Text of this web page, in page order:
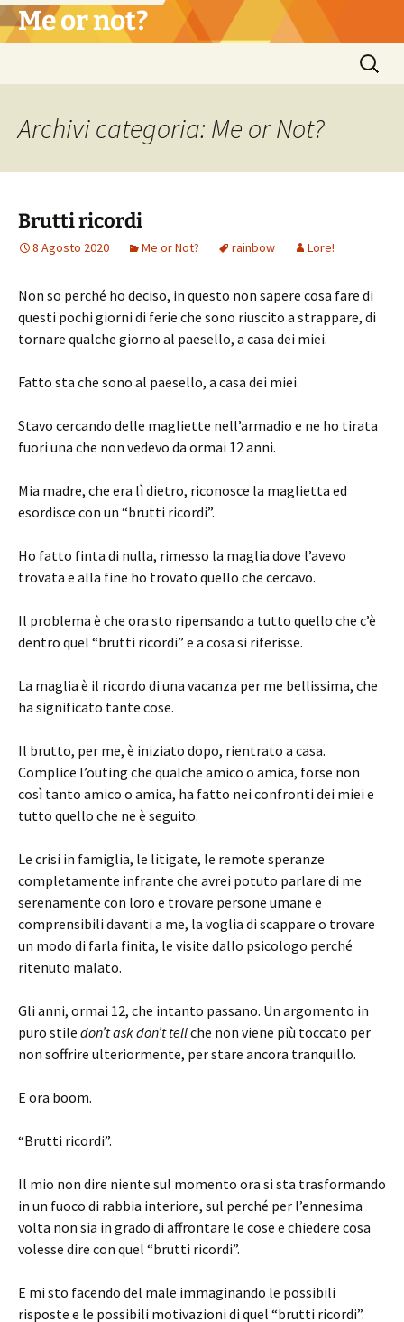
Vai
al Me or not?
Ricerca
per:
Archivi categoria: Me or Not?
Brutti ricordi
8 Agosto 2020 Me or Not? rainbow Lore!
Non so perché ho deciso, in questo non sapere cosa fare di
questi pochi giorni di ferie che sono riuscito a strappare, di
tornare qualche giorno al paesello, a casa dei miei.
Fatto sta che sono al paesello, a casa dei miei.
Stavo cercando delle magliette nell’armadio e ne ho tirata
fuori una che non vedevo da ormai 12 anni.
Mia madre, che era lì dietro, riconosce la maglietta ed
esordisce con un “brutti ricordi”.
Ho fatto finta di nulla, rimesso la maglia dove l’avevo
trovata e alla fine ho trovato quello che cercavo.
Il problema è che ora sto ripensando a tutto quello che c’è
dentro quel “brutti ricordi” e a cosa si riferisse.
La maglia è il ricordo di una vacanza per me bellissima, che
ha significato tante cose.
Il brutto, per me, è iniziato dopo, rientrato a casa.
Complice l’outing che qualche amico o amica, forse non
così tanto amico o amica, ha fatto nei confronti dei miei e
tutto quello che ne è seguito.
Le crisi in famiglia, le litigate, le remote speranze
completamente infrante che avrei potuto parlare di me
serenamente con loro e trovare persone umane e
comprensibili davanti a me, la voglia di scappare o trovare
un modo di farla finita, le visite dallo psicologo perché
ritenuto malato.
Gli anni, ormai 12, che intanto passano. Un argomento in
puro stile don’t ask don’t tellche non viene più toccato per
non soffrire ulteriormente, per stare ancora tranquillo.
E ora boom.
“Brutti ricordi”.
Il mio non dire niente sul momento ora si sta trasformando
in un fuoco di rabbia interiore, sul perché per l’ennesima
volta non sia in grado di affrontare le cose e chiedere cosa
volesse dire con quel “brutti ricordi”.
E mi sto facendo del male immaginando le possibili
risposte e le possibili motivazioni di quel “brutti ricordi”.